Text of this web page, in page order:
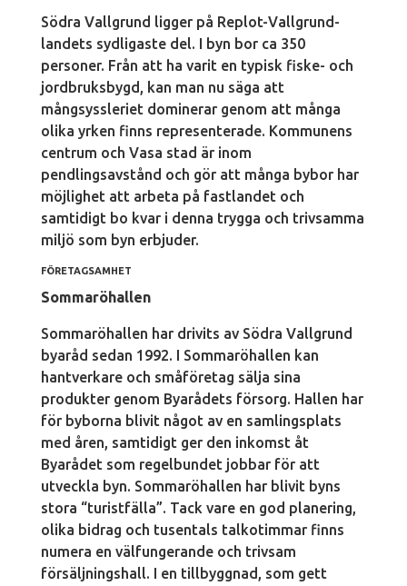
Södra Vallgrund ligger på Replot-Vallgrund-
landets sydligaste del. I byn bor ca 350
personer. Från att ha varit en typisk fiske- och
jordbruksbygd, kan man nu säga att
mångsyssleriet dominerar genom att många
olika yrken finns representerade. Kommunens
centrum och Vasa stad är inom
pendlingsavstånd och gör att många bybor har
möjlighet att arbeta på fastlandet och
samtidigt bo kvar i denna trygga och trivsamma
miljö som byn erbjuder.
FÖRETAGSAMHET
Sommaröhallen
Sommaröhallen har drivits av Södra Vallgrund
byaråd sedan 1992. I Sommaröhallen kan
hantverkare och småföretag sälja sina
produkter genom Byarådets försorg. Hallen har
för byborna blivit något av en samlingsplats
med åren, samtidigt ger den inkomst åt
Byarådet som regelbundet jobbar för att
utveckla byn. Sommaröhallen har blivit byns
stora “turistfälla”. Tack vare en god planering,
olika bidrag och tusentals talkotimmar finns
numera en välfungerande och trivsam
försäljningshall. I en tillbyggnad, som gett